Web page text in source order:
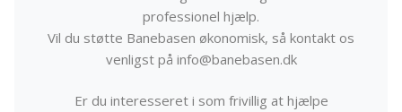
professionel hjælp.
Vil du støtte Banebasen økonomisk, så kontakt os
venligst på info@banebasen.dk
Er du interesseret i som frivillig at hjælpe